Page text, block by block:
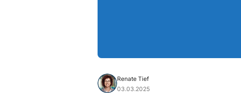
Renate Tief
03.03.2025